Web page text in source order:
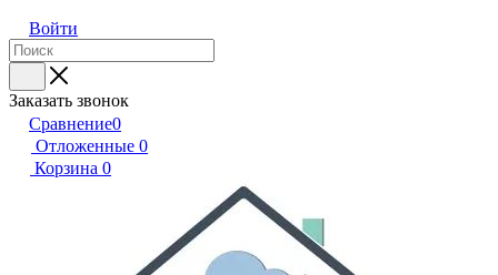
Войти
Заказать звонок
Сравнение0
Отложенные 0
Корзина 0